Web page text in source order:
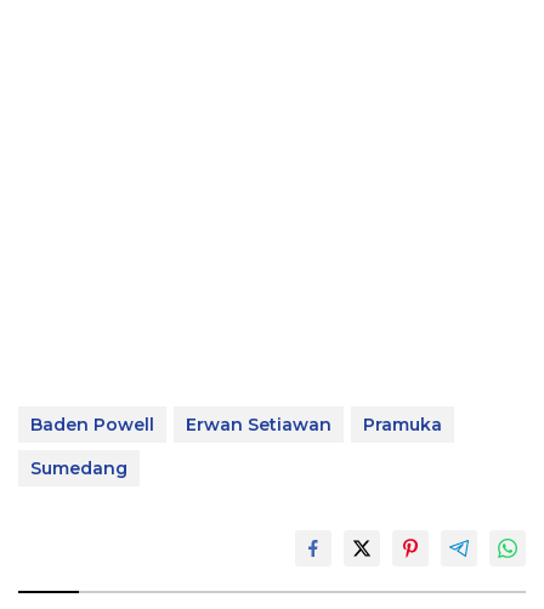
Baden Powell Erwan Setiawan
Pramuka
Sumedang